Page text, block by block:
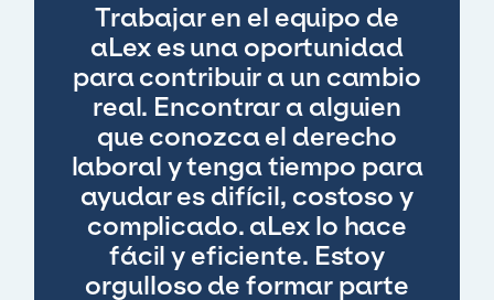
Trabajar en el equipo de
aLex es una oportunidad
para contribuir a un cambio
real. Encontrar a alguien
que conozca el derecho
laboral y tenga tiempo para
ayudar es difícil, costoso y
complicado. aLex lo hace
fácil y eficiente. Estoy
orgulloso de formar parte